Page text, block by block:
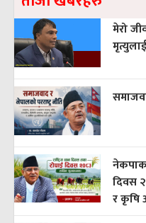
मेरो
दिवस
र कृषि